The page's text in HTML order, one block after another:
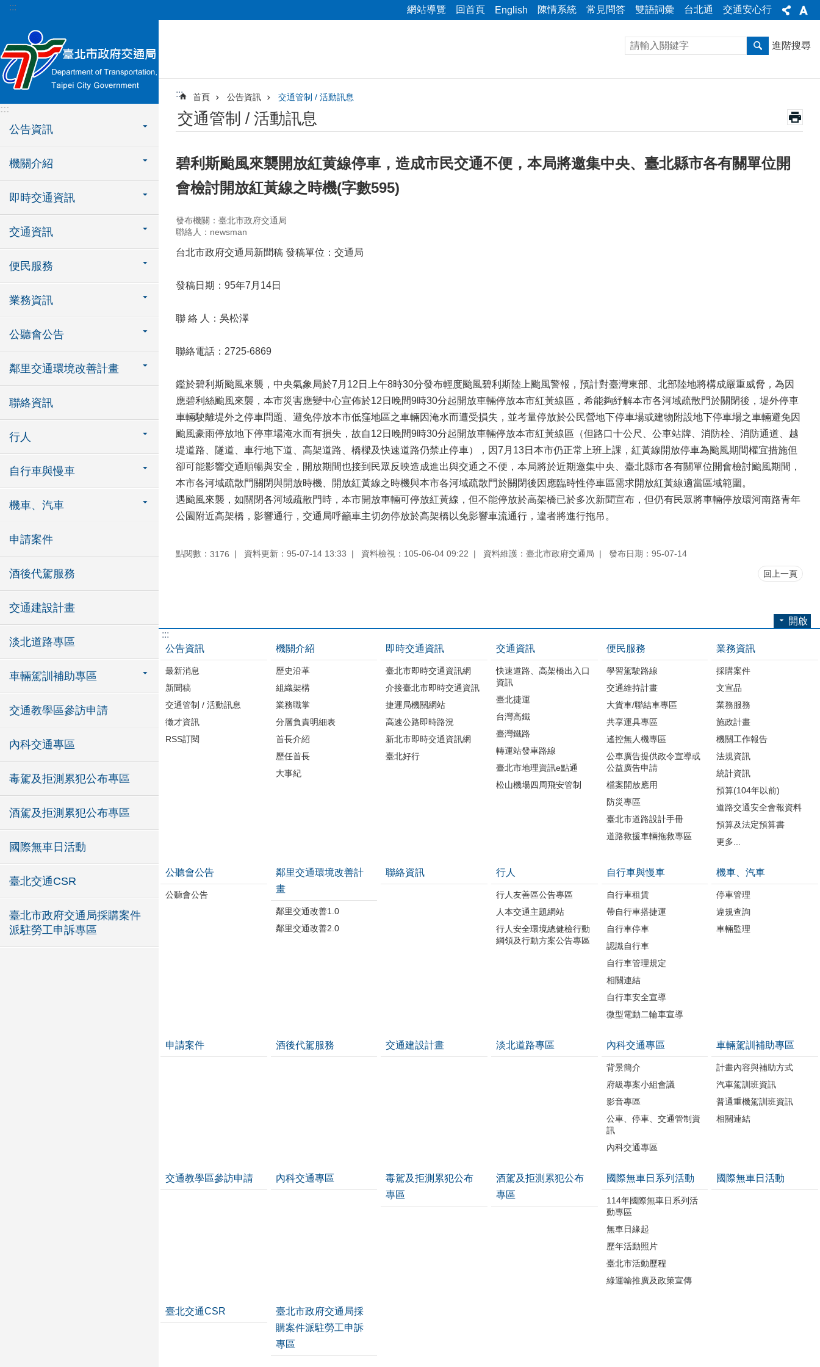
跳到主要內容區塊
::: 網站導覽 回首頁 English 陳情系統 常見問答 雙語詞彙 台北通 交通安心行
:::
公告資訊
機關介紹
即時交通資訊
交通資訊
便民服務
業務資訊
公聽會公告
鄰里交通環境改善計畫
聯絡資訊
行人
自行車與慢車
機車、汽車
申請案件
酒後代駕服務
交通建設計畫
淡北道路專區
車輛駕訓補助專區
交通教學區參訪申請
內科交通專區
毒駕及拒測累犯公布專區
酒駕及拒測累犯公布專區
國際無車日活動
臺北交通CSR
臺北市政府交通局採購案件
派駐勞工申訴專區
進階搜尋
::: 首頁 公告資訊 交通管制 / 活動訊息
交通管制 / 活動訊息
碧利斯颱風來襲開放紅黄線停車，造成市民交通不便，本局將邀集中央、臺北縣市各有關單位開
會檢討開放紅黃線之時機(字數595)
發布機關：臺北市政府交通局
聯絡人：newsman
台北市政府交通局新聞稿 發稿單位：交通局
發稿日期：95年7月14日
聯 絡 人：吳松澤
聯絡電話：2725-6869
鑑於碧利斯颱風來襲，中央氣象局於7月12日上午8時30分發布輕度颱風碧利斯陸上颱風警報，預計對臺灣東部、北部陸地將構成嚴重威脅，為因
應碧利絲颱風來襲，本市災害應變中心宣佈於12日晚間9時30分起開放車輛停放本市紅黃線區，希能夠紓解本市各河域疏散門於關閉後，堤外停車
車輛駛離堤外之停車問題、避免停放本市低窪地區之車輛因淹水而遭受損失，並考量停放於公民營地下停車場或建物附設地下停車場之車輛避免因
颱風豪雨停放地下停車場淹水而有損失，故自12日晚間9時30分起開放車輛停放本市紅黃線區（但路口十公尺、公車站牌、消防栓、消防通道、越
堤道路、隧道、車行地下道、高架道路、橋樑及快速道路仍禁止停車），因7月13日本市仍正常上班上課，紅黃線開放停車為颱風期間權宜措施但
卻可能影響交通順暢與安全，開放期間也接到民眾反映造成進出與交通之不便，本局將於近期邀集中央、臺北縣市各有關單位開會檢討颱風期間，
本市各河域疏散門關閉與開放時機、開放紅黃線之時機與本市各河域疏散門於關閉後因應臨時性停車區需求開放紅黃線適當區域範圍。
遇颱風來襲，如關閉各河域疏散門時，本市開放車輛可停放紅黃線，但不能停放於高架橋已於多次新聞宣布，但仍有民眾將車輛停放環河南路青年
公園附近高架橋，影響通行，交通局呼籲車主切勿停放於高架橋以免影響車流通行，違者將進行拖吊。
點閱數： 3176 資料更新：95-07-14 13:33 資料檢視：105-06-04 09:22 資料維護：臺北市政府交通局 發布日期：95-07-14
回上一頁
開啟
:::
公告資訊
最新消息
新聞稿
交通管制 / 活動訊息
徵才資訊
RSS訂閱
機關介紹
歷史沿革
組織架構
業務職掌
分層負責明細表
首長介紹
歷任首長
大事紀
即時交通資訊
臺北市即時交通資訊網
介接臺北市即時交通資訊
捷運局機關網站
高速公路即時路況
新北市即時交通資訊網
臺北好行
交通資訊
快速道路、高架橋出入口
資訊
臺北捷運
台灣高鐵
臺灣鐵路
轉運站發車路線
臺北市地理資訊e點通
松山機場四周飛安管制
便民服務
學習駕駛路線
交通維持計畫
大貨車/聯結車專區
共享運具專區
遙控無人機專區
公車廣告提供政令宣導或
公益廣告申請
檔案開放應用
防災專區
臺北市道路設計手冊
道路救援車輛拖救專區
業務資訊
採購案件
文宣品
業務服務
施政計畫
機關工作報告
法規資訊
統計資訊
預算(104年以前)
道路交通安全會報資料
預算及法定預算書
更多...
公聽會公告
公聽會公告
鄰里交通環境改善計
畫
鄰里交通改善1.0
鄰里交通改善2.0
聯絡資訊 行人
行人友善區公告專區
人本交通主題網站
行人安全環境總健檢行動
綱領及行動方案公告專區
自行車與慢車
自行車租賃
帶自行車搭捷運
自行車停車
認識自行車
自行車管理規定
相關連結
自行車安全宣導
微型電動二輪車宣導
機車、汽車
停車管理
違規查詢
車輛監理
申請案件 酒後代駕服務 交通建設計畫 淡北道路專區 內科交通專區
背景簡介
府級專案小組會議
影音專區
公車、停車、交通管制資
訊
內科交通專區
車輛駕訓補助專區
計畫內容與補助方式
汽車駕訓班資訊
普通重機駕訓班資訊
相關連結
交通教學區參訪申請 內科交通專區
毒駕及拒測累犯公布
專區
酒駕及拒測累犯公布
專區
國際無車日系列活動
114年國際無車日系列活
動專區
無車日緣起
歷年活動照片
臺北市活動歷程
綠運輸推廣及政策宣傳
國際無車日活動
臺北交通CSR
臺北市政府交通局採
購案件派駐勞工申訴
專區